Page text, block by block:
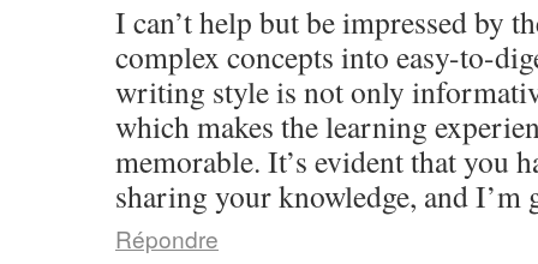
I can’t help but be impressed by
complex concepts into easy-to-
writing style is not only
which makes the learning
memorable. It’s evident that you
sharing your knowledge, and I’m
Répondre